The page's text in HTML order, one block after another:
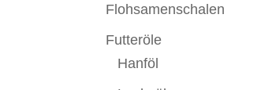
Flohsamenschalen
Futteröle
Hanföl